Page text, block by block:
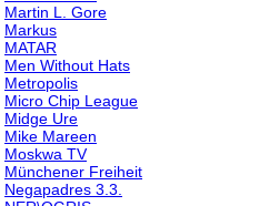
Martin L. Gore
Markus
MATAR
Men Without Hats
Metropolis
Micro Chip League
Midge Ure
Mike Mareen
Moskwa TV
Münchener Freiheit
Negapadres 3.3.